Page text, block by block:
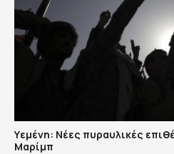
Υεμένη: Nέες πυραυλικές
Μαρίμπ